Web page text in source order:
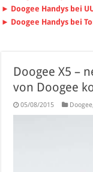
► Doogee Handys bei
► Doogee Handys bei
Doogee X5 –
von Doogee
05/08/2015 Doogee,